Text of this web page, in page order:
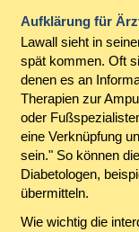
Aufklärung für
Lawall sieht in
spät kommen. Oft
denen es an
Therapien zur
oder
eine Verknüpfung
sein." So können
Diabetologen,
übermitteln.
Wie wichtig die